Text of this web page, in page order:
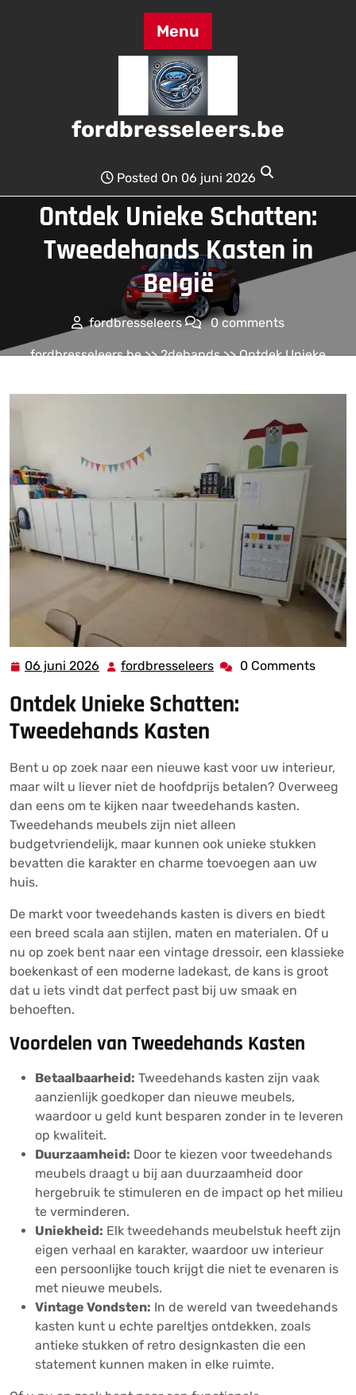
Menu
fordbresseleers.be
Posted On 06 juni 2026
Ontdek Unieke Schatten:
Tweedehands Kasten in
België
fordbresseleers 0 comments
fordbresseleers.be>>2dehands>> Ontdek Unieke
06 juni 2026 06
2026
fordbresseleers fordbresseleers
0 Comments
Ontdek Unieke Schatten:
Tweedehands Kasten
Bent u op zoek naar een nieuwe kast voor uw interieur,
maar wilt u liever niet de hoofdprijs betalen? Overweeg
dan eens om te kijken naar tweedehands kasten.
Tweedehands meubels zijn niet alleen
budgetvriendelijk, maar kunnen ook unieke stukken
bevatten die karakter en charme toevoegen aan uw
huis.
De markt voor tweedehands kasten is divers en biedt
een breed scala aan stijlen, maten en materialen. Of u
nu op zoek bent naar een vintage dressoir, een klassieke
boekenkast of een moderne ladekast, de kans is groot
dat u iets vindt dat perfect past bij uw smaak en
behoeften.
Voordelen van Tweedehands Kasten
Betaalbaarheid: Tweedehands kasten zijn vaak
aanzienlijk goedkoper dan nieuwe meubels,
waardoor u geld kunt besparen zonder in te leveren
op kwaliteit.
Duurzaamheid: Door te kiezen voor tweedehands
meubels draagt u bij aan duurzaamheid door
hergebruik te stimuleren en de impact op het milieu
te verminderen.
Uniekheid: Elk tweedehands meubelstuk heeft zijn
eigen verhaal en karakter, waardoor uw interieur
een persoonlijke touch krijgt die niet te evenaren is
met nieuwe meubels.
Vintage Vondsten: In de wereld van tweedehands
kasten kunt u echte pareltjes ontdekken, zoals
antieke stukken of retro designkasten die een
statement kunnen maken in elke ruimte.